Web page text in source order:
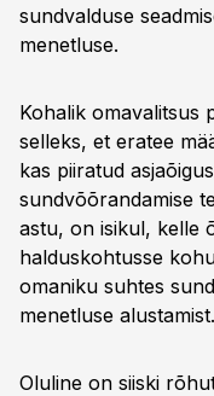
sundvalduse
menetluse.
Kohalik omavalitsus
selleks, et eratee
kas piiratud
sundvõõrandamise
astu, on isikul, kelle
halduskohtusse
omaniku suhtes
menetluse alustamist.
Oluline on siiski